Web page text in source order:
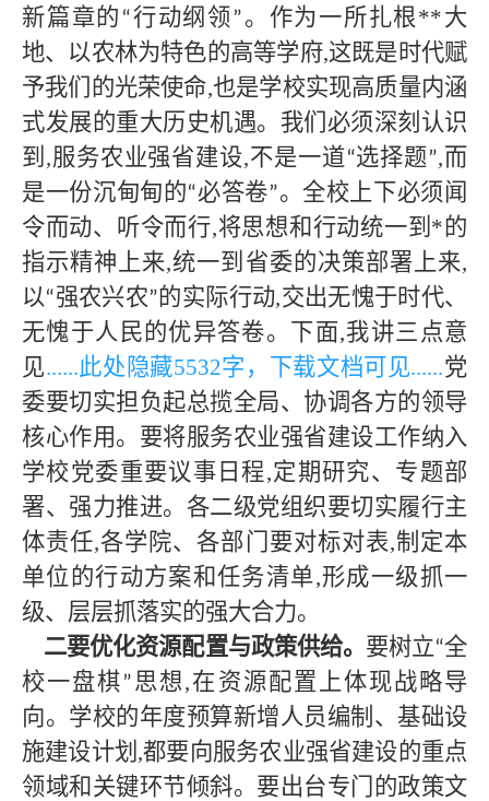
新篇章的 “行动纲领”。作为一所扎根**大
地、以农林为特色的高等学府,这既是时代赋
予我们的光荣使命,也是学校实现高质量内涵
式发展的重大历史机遇。我们必须深刻认识
到,服务农业强省建设,不是一道“选择题”,而
是一份沉甸甸的“必答卷”。全校上下必须闻
令而动、听令而行,将思想和行动统一到 *的
指示精神上来,统一到省委的决策部署上来,
以“强农兴农”的实际行动,交出无愧于时代、
无愧于人民的优异答卷。下面,我讲三点意
见......此处隐藏5532字，下载文档可见......党
委要切实担负起总揽全局、协调各方的领导
核心作用。要将服务农业强省建设工作纳入
学校党委重要议事日程,定期研究、专题部
署、强力推进。各二级党组织要切实履行主
体责任,各学院、各部门要对标对表,制定本
单位的行动方案和任务清单,形成一级抓一
级、层层抓落实的强大合力。
二要优化资源配置与政策供给。 要树立“全
校一盘棋”思想,在资源配置上体现战略导
向。学校的年度预算新增人员编制、基础设
施建设计划,都要向服务农业强省建设的重点
领域和关键环节倾斜。要出台专门的政策文